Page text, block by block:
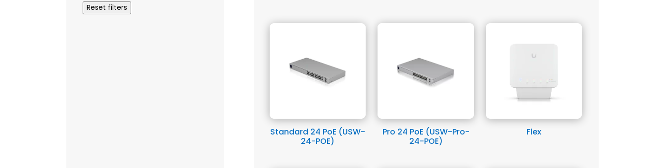
Reset filters
Standard 24 PoE (USW-
24-POE)
Pro 24 PoE (USW-Pro-
24-POE)
Flex